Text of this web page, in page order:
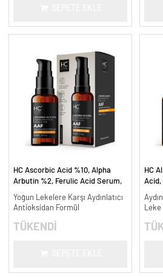
HC Ascorbic Acid %10, Alpha
Arbutin %2, Ferulic Acid Serum,
ml.
Yoğun Lekelere Karşı Aydınlatıcı
Antioksidan Formül
TÜKENDİ
HC
Acid,
ml.
Leke